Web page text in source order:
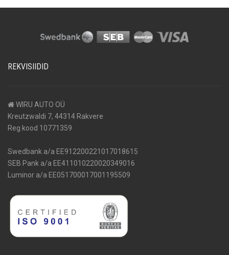
REKVISIIDID
WIRU AUTO OÜ
Kreutzwaldi 7, 44314 Rakvere
Reg kood 10771359
Swedbank a/a EE912200221017018615
SEB Pank a/a EE411010220020349016
Luminor a/a EE051700017001195509